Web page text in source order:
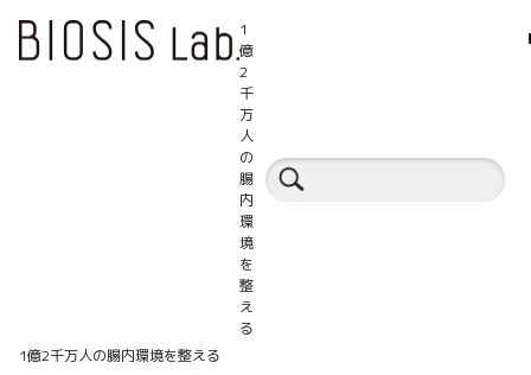
1
億
2
千
万
人
の
腸
内
環
境
を
整
え
る
1億2千万人の腸内環境を整える
セミナートピックス
ケストースと膵臓癌における炎症マーカ
ー抑制効果